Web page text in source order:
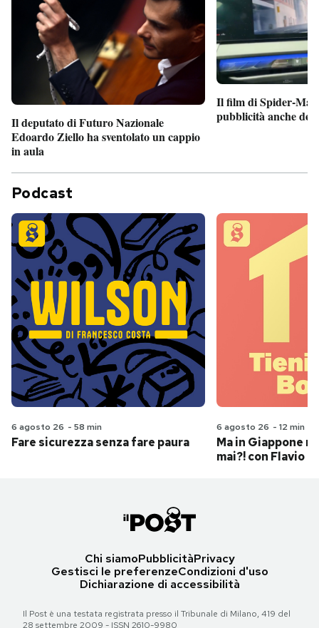
Il deputato di Futuro Nazionale
Edoardo Ziello ha sventolato un cappio
in aula
Il film di Spider-Man
pubblicità anche
Podcast
6 agosto 26 - 58 min
Fare sicurezza senza fare paura
6 agosto 26 - 12 min
Ma in Giappone
mai?! con Flavio
Chi siamoPubblicitàPrivacy
Gestisci le preferenzeCondizioni d'uso
Dichiarazione di accessibilità
Il Post è una testata registrata presso il Tribunale di Milano, 419 del
28 settembre 2009 - ISSN 2610-9980